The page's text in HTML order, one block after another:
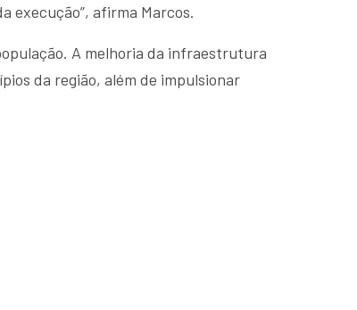
execução”, afirma Marcos.
A melhoria da infraestrutura
da região, além de impulsionar